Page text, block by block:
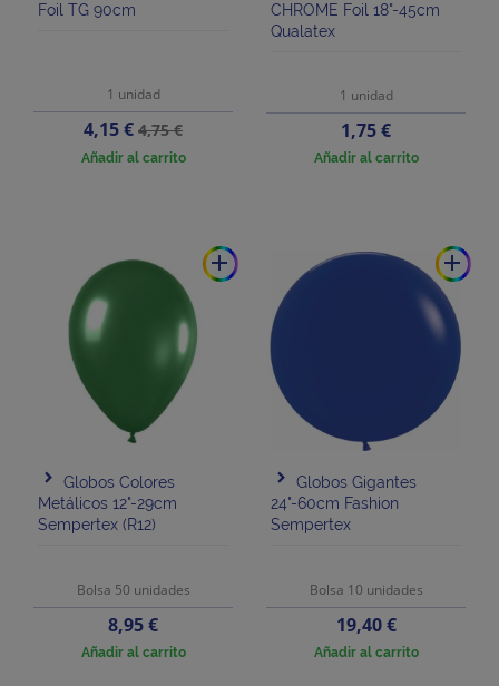
Foil TG 90cm
1 unidad
Precio
4,15 €Precio
base
4,75 €
Añadir al carrito
CHROME Foil 18"-45cm
Qualatex
1 unidad
Precio
1,75 €
Añadir al carrito
add
Globos Colores
Metálicos 12"-29cm
Sempertex (R12)
Bolsa 50 unidades
Precio
8,95 €
Añadir al carrito
add
Globos Gigantes
24"-60cm Fashion
Sempertex
Bolsa 10 unidades
Precio
19,40 €
Añadir al carrito